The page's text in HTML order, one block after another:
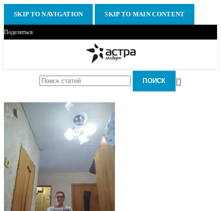
SKIP TO NAVIGATION SKIP TO MAIN CONTENT
Поделиться
ПОИСК